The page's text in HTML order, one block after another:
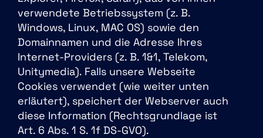
verwendete Betriebssystem (z. B.
Windows, Linux, MAC OS) sowie den
Domainnamen und die Adresse Ihres
Internet-Providers (z. B. 1&1, Telekom,
Unitymedia). Falls unsere Webseite
Cookies verwendet (wie weiter unten
erläutert), speichert der Webserver auch
diese Information (Rechtsgrundlage ist
Art. 6 Abs. 1 S. 1f DS-GVO).